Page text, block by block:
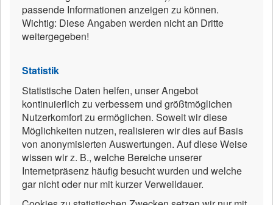
passende Informationen anzeigen zu können.
Wichtig: Diese Angaben werden nicht an Dritte
weitergegeben!
Statistik
Statistische Daten helfen, unser Angebot
kontinuierlich zu verbessern und größtmöglichen
Nutzerkomfort zu ermöglichen. Soweit wir diese
Möglichkeiten nutzen, realisieren wir dies auf Basis
von anonymisierten Auswertungen. Auf diese Weise
wissen wir z. B., welche Bereiche unserer
Internetpräsenz häufig besucht wurden und welche
gar nicht oder nur mit kurzer Verweildauer.